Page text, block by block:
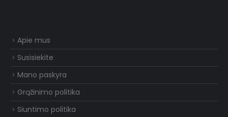
Apie mus
Susisiekite
Mano paskyra
Grąžinimo politika
Siuntimo politika